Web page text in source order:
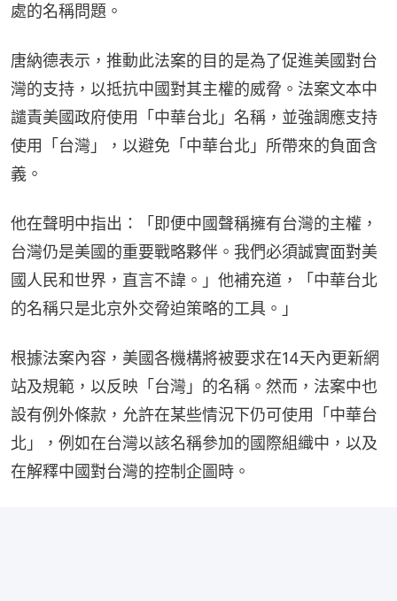
處的名稱問題。
唐納德表示，推動此法案的目的是為了促進美國對台
灣的支持，以抵抗中國對其主權的威脅。法案文本中
譴責美國政府使用「中華台北」名稱，並強調應支持
使用「台灣」，以避免「中華台北」所帶來的負面含
義。
他在聲明中指出：「即便中國聲稱擁有台灣的主權，
台灣仍是美國的重要戰略夥伴。我們必須誠實面對美
國人民和世界，直言不諱。」他補充道，「中華台北
的名稱只是北京外交脅迫策略的工具。」
根據法案內容，美國各機構將被要求在14天內更新網
站及規範，以反映「台灣」的名稱。然而，法案中也
設有例外條款，允許在某些情況下仍可使用「中華台
北」，例如在台灣以該名稱參加的國際組織中，以及
在解釋中國對台灣的控制企圖時。